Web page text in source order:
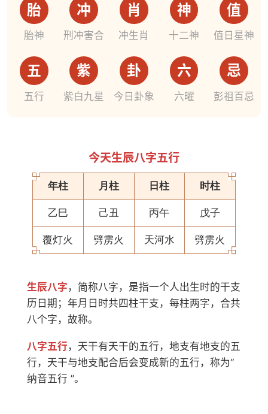
胎
胎神
冲
刑冲害合
肖
冲生肖
神
十二神
值
值日星神
五
五行
紫
紫白九星
卦
今日卦象
六
六曜
忌
彭祖百忌
今天生辰八字五行
年柱 月柱 日柱 时柱
乙巳 己丑 丙午 戊子
覆灯火 劈雳火 天河水 劈雳火
生辰八字 ，简称八字，是指一个人出生时的干支
历日期；年月日时共四柱干支，每柱两字，合共
八个字，故称。
八字五行 ，天干有天干的五行，地支有地支的五
行，天干与地支配合后会变成新的五行，称为“
纳音五行 ”。